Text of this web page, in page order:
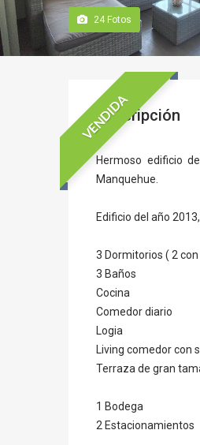
24Fotos
VENDIDA
Descripción
Hermoso edificio
Manquehue.
Edificio del año
3 Dormitorios ( 2
3 Baños
Cocina
Comedor diario
Logia
Living comedor con
Terraza de gran
1 Bodega
2 Estacionamientos